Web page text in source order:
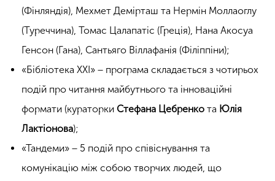
(Фінляндія), Мехмет Демірташ та Нермін Моллаоглу
(Туреччина), Томас Цалапатіс (Греція), Нана Акосуа
Генсон (Гана), Сантьяго Віллафанія (Філіппіни);
«Бібліотека ХХІ» − програма складається з чотирьох
подій про читання майбутнього та інноваційні
формати (кураторки Стефана Цебренко та Юлія
Лактіонова);
«Тандеми» − 5 подій про співіснування та
комунікацію між собою творчих людей, що